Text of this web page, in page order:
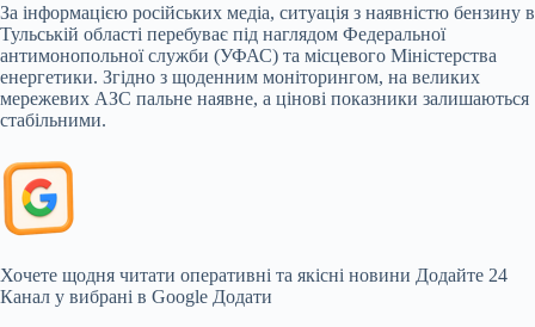
За інформацією російських медіа, ситуація з наявністю бензину в
Тульській області перебуває під наглядом Федеральної
антимонопольної служби (УФАС) та місцевого Міністерства
енергетики. Згідно з щоденним моніторингом, на великих
мережевих АЗС пальне наявне, а цінові показники залишаються
стабільними.
Хочете щодня читати оперативні та якісні новини Додайте 24
Канал у вибрані в Google Додати